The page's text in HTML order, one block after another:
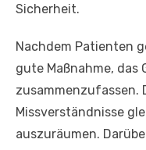
Sicherheit.
Nachdem Patienten
gute Maßnahme, das
zusammenzufassen.
Missverständnisse
auszuräumen.